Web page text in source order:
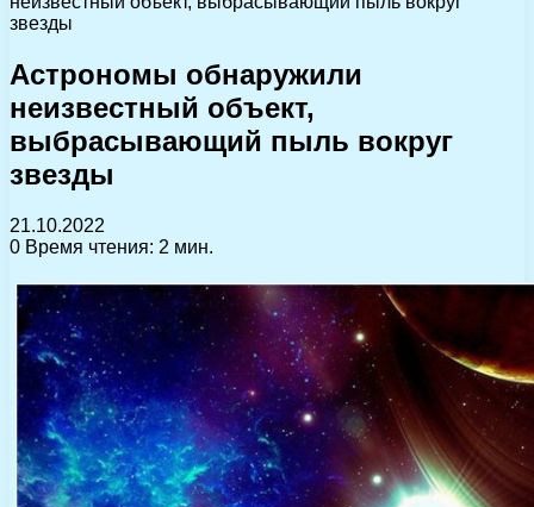
звезды
Астрономы обнаружили
неизвестный объект,
выбрасывающий пыль вокруг
звезды
21.10.2022
0 Время чтения: 2 мин.